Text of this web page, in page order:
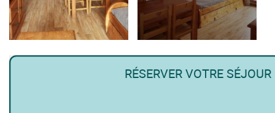
RÉSERVER VOTRE SÉJOUR